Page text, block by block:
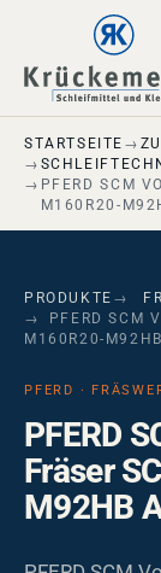
Skip to main
Skip to main
Skip to page
STARTSEITE
PFERD SCM
M160R20-
PRODUKTE
PFERD SCM
M160R20-
PFERD ·
PFERD
Fräser
M92HB